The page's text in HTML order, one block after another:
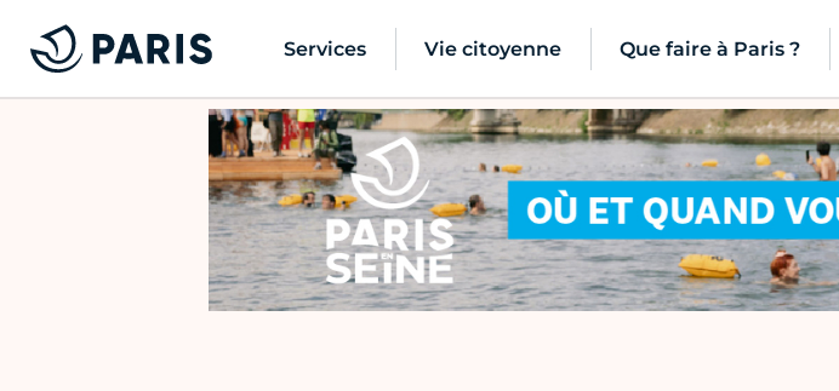
Services Vie citoyenne Que faire à Paris ?